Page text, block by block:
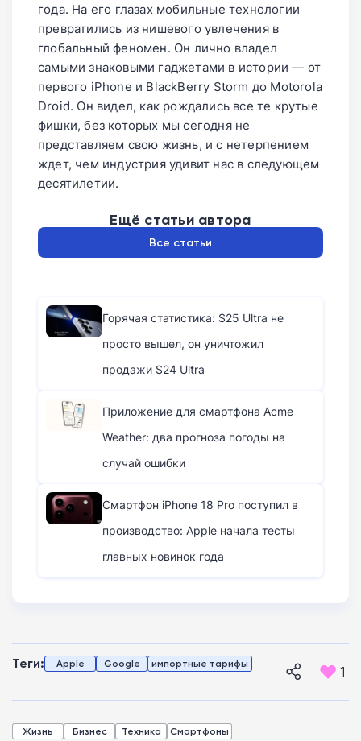
года. На его глазах мобильные технологии
превратились из нишевого увлечения в
глобальный феномен. Он лично владел
самыми знаковыми гаджетами в истории — от
первого iPhone и BlackBerry Storm до Motorola
Droid. Он видел, как рождались все те крутые
фишки, без которых мы сегодня не
представляем свою жизнь, и с нетерпением
ждет, чем индустрия удивит нас в следующем
десятилетии.
Ещё статьи автора
Все статьи
Горячая статистика: S25 Ultra не
просто вышел, он уничтожил
продажи S24 Ultra
Приложение для смартфона Acme
Weather: два прогноза погоды на
случай ошибки
Смартфон iPhone 18 Pro поступил в
производство: Apple начала тесты
главных новинок года
Теги: Apple Google импортные тарифы 1
Жизнь Бизнес Техника Смартфоны